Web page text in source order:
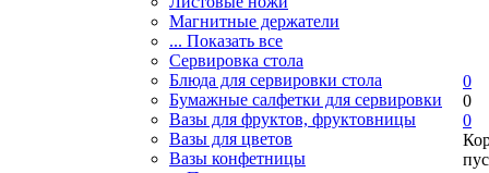
Магнитные держатели
... Показать все
Сервировка стола
Блюда для сервировки стола
Бумажные салфетки для сервировки
Вазы для фруктов, фруктовницы
Вазы для цветов
Вазы конфетницы
0
0
0